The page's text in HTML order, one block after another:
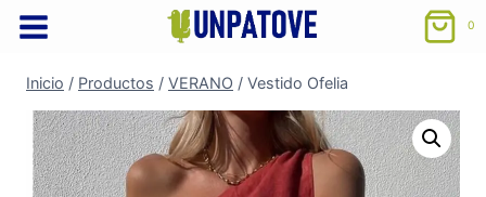
Saltar
contenido
0
Inicio / Productos / VERANO / Vestido Ofelia